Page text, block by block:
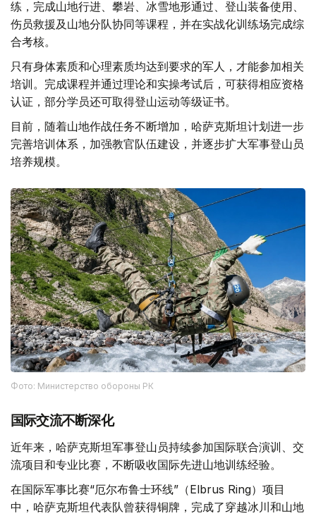
练，完成山地行进、攀岩、冰雪地形通过、登山装备使用、
伤员救援及山地分队协同等课程，并在实战化训练场完成综
合考核。
只有身体素质和心理素质均达到要求的军人，才能参加相关
培训。完成课程并通过理论和实操考试后，可获得相应资格
认证，部分学员还可取得登山运动等级证书。
目前，随着山地作战任务不断增加，哈萨克斯坦计划进一步
完善培训体系，加强教官队伍建设，并逐步扩大军事登山员
培养规模。
Фото: Министерство обороны РК
国际交流不断深化
近年来，哈萨克斯坦军事登山员持续参加国际联合演训、交
流项目和专业比赛，不断吸收国际先进山地训练经验。
在国际军事比赛“厄尔布鲁士环线”（Elbrus Ring）项目
中，哈萨克斯坦代表队曾获得铜牌，完成了穿越冰川和山地